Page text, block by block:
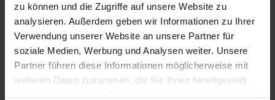
zu können und die Zugriffe auf unsere Website zu
analysieren. Außerdem geben wir Informationen zu Ihrer
Verwendung unserer Website an unsere Partner für
soziale Medien, Werbung und Analysen weiter. Unsere
Partner führen diese Informationen möglicherweise mit
weiteren Daten zusammen, die Sie ihnen bereitgestellt
Auftragswert: 18.500,00 EUR
Wir sind auf der Suche nach einem professionellen Nachunternehmer für
Fliesenarbeiten im Raum Isny im Allgäu. Das Projekt umfasst die
nachfolgenden Leistungen und Preise und das Projekt würde von ca. ..